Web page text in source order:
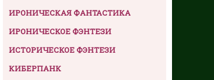
ИРОНИЧЕСКАЯ ФАНТАСТИКА
ИРОНИЧЕСКОЕ ФЭНТЕЗИ
ИСТОРИЧЕСКОЕ ФЭНТЕЗИ
КИБЕРПАНК